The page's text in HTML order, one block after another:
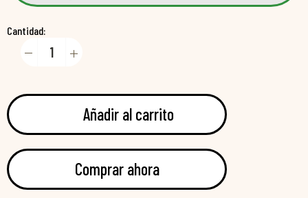
Cantidad:
Añadir al carrito
Comprar ahora